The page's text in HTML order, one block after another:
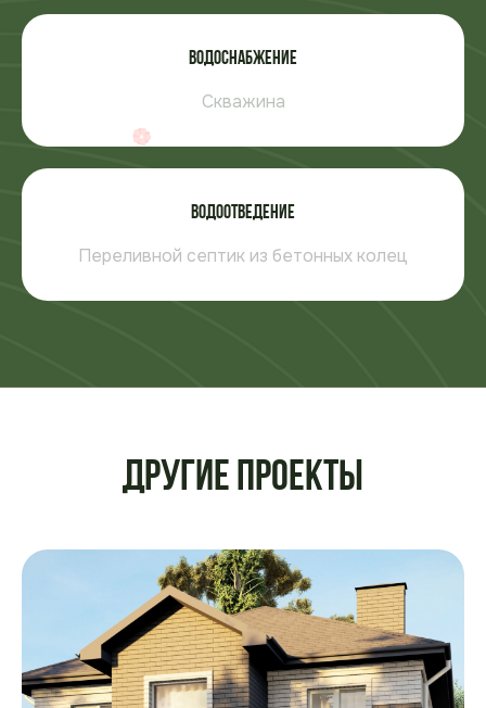
Водоснабжение
Скважина
Водоотведение
Переливной септик из бетонных колец
Другие проекты